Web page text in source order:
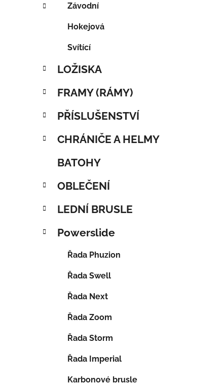
Závodní
Hokejová
Svítící
LOŽISKA
FRAMY (RÁMY)
PŘÍSLUŠENSTVÍ
CHRÁNIČE A HELMY
BATOHY
OBLEČENÍ
LEDNÍ BRUSLE
Powerslide
Řada Phuzion
Řada Swell
Řada Next
Řada Zoom
Řada Storm
Řada Imperial
Karbonové brusle